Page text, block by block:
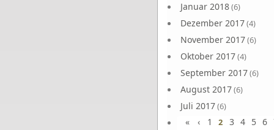
Januar 2018(6)
Dezember 2017(4)
November 2017(6)
Oktober 2017(4)
September 2017(6)
August 2017(6)
Juli 2017(6)
Juni 2017(6)
« ‹ 1 2 3 4 5 6